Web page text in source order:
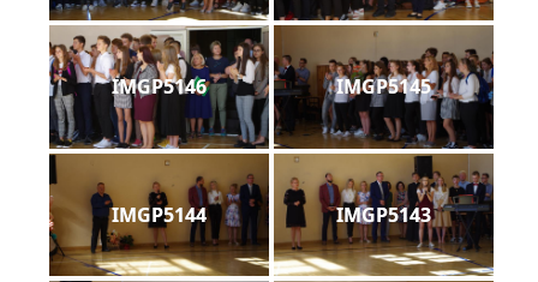
IMGP5146 IMGP5145
IMGP5144 IMGP5143